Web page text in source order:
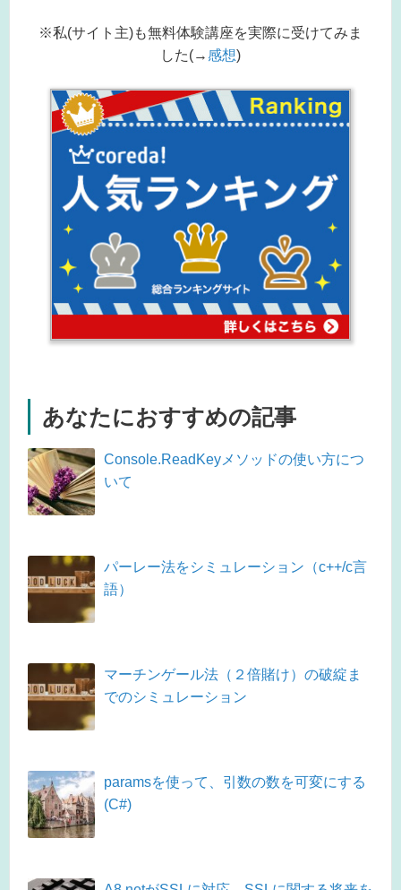
※私(サイト主)も無料体験講座を実際に受けてみま
した(→感想)
あなたにおすすめの記事
Console.ReadKeyメソッドの使い方につ
いて
パーレー法をシミュレーション（c++/c言
語）
マーチンゲール法（２倍賭け）の破綻ま
でのシミュレーション
paramsを使って、引数の数を可変にする
(C#)